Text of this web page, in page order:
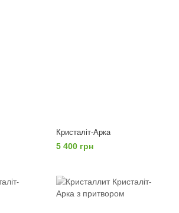
Кристаліт-Арка
5 400 грн